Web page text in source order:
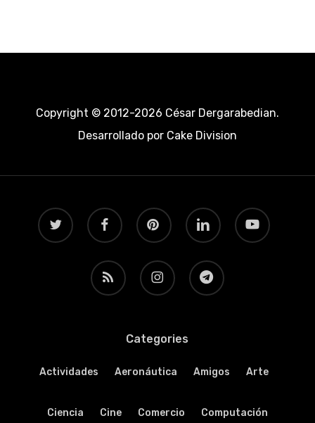
Copyright © 2012-2026 César Dergarabedian.
Desarrollado porCake Division
twitter facebook pinterest linkedin youtube
RSS instagram telegram
Categories
Actividades Aeronáutica Amigos Arte
Ciencia Cine Comercio Computación